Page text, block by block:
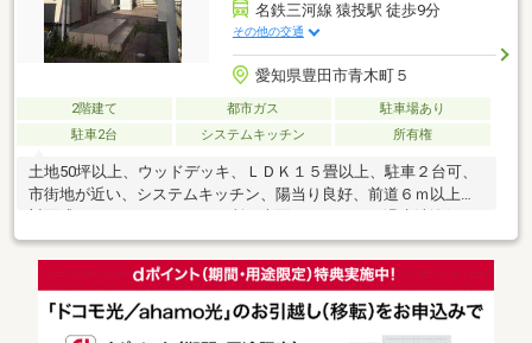
名鉄三河線 猿投駅 徒歩9分
その他の交通
愛知県豊田市青木町５
2階建て 都市ガス
駐車場あり
駐車2台
システムキッチン 所有権
土地50坪以上、ウッドデッキ、ＬＤＫ１５畳以上、駐車２台可、
市街地が近い、システムキッチン、陽当り良好、前道６ｍ以上、
座、都市ガス、小学校 徒歩10分以内